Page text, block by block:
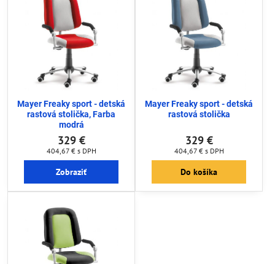
Mayer Freaky sport - detská
rastová stolička, Farba
modrá
329 €
404,67 € s DPH
Zobraziť
Mayer Freaky sport - detská
rastová stolička
329 €
404,67 € s DPH
Do košíka